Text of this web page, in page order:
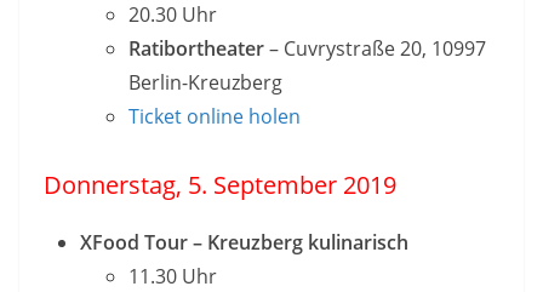
20.30 Uhr
Ratibortheater– Cuvrystraße 20, 10997
Berlin-Kreuzberg
Ticket online holen
Donnerstag, 5. September 2019
XFood Tour – Kreuzberg kulinarisch
11.30 Uhr